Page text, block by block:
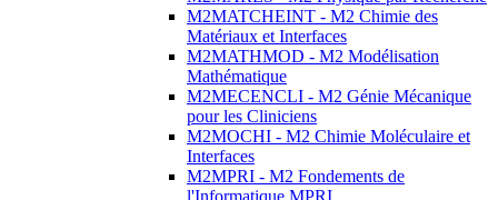
M2MATCHEINT - M2 Chimie des
Matériaux et Interfaces
M2MATHMOD - M2 Modélisation
Mathématique
M2MECENCLI - M2 Génie Mécanique
pour les Cliniciens
M2MOCHI - M2 Chimie Moléculaire et
Interfaces
M2MPRI - M2 Fondements de
l'Informatique MPRI